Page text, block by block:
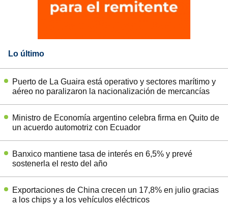
Lo último
Puerto de La Guaira está operativo y sectores marítimo y
aéreo no paralizaron la nacionalización de mercancías
Ministro de Economía argentino celebra firma en Quito de
un acuerdo automotriz con Ecuador
Banxico mantiene tasa de interés en 6,5% y prevé
sostenerla el resto del año
Exportaciones de China crecen un 17,8% en julio gracias
a los chips y a los vehículos eléctricos